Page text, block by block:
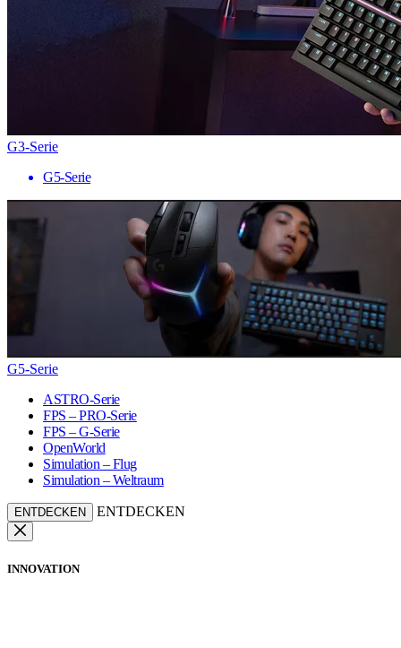
G3-Serie
G5-Serie
G5-Serie
ASTRO-Serie
FPS – PRO-Serie
FPS – G-Serie
OpenWorld
Simulation – Flug
Simulation – Weltraum
ENTDECKEN ENTDECKEN
INNOVATION